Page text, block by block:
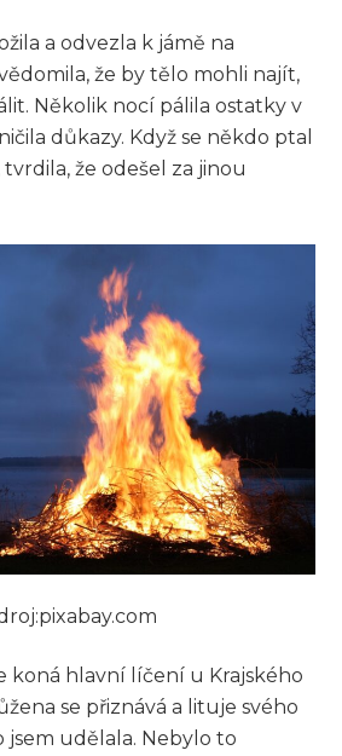
a odvezla k jámě na
že by tělo mohli najít,
Několik nocí pálila ostatky v
důkazy. Když se někdo ptal
že odešel za jinou
koná hlavní líčení u Krajského
se přiznává a lituje svého
jsem udělala. Nebylo to